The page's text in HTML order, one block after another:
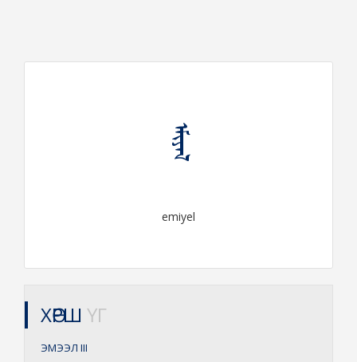
ᠡᠮᠢᠶᠡᠯ
emiyel
ХӨРШ ҮГ
ЭМЭЭЛ III